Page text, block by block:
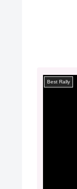
Best Rally